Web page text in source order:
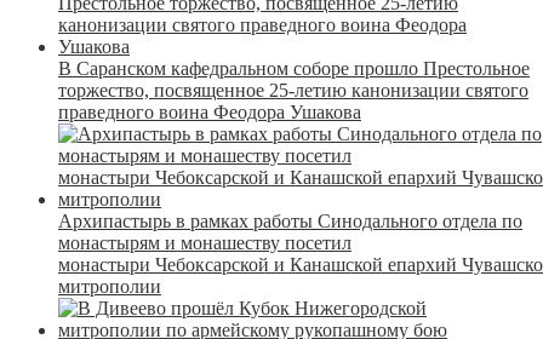
В Саранском кафедральном соборе прошло Престольное
торжество, посвященное 25-летию канонизации святого
праведного воина Феодора Ушакова
Архипастырь в рамках работы Синодального отдела по
монастырям и монашеству посетил
монастыри Чебоксарской и Канашской епархий
митрополии